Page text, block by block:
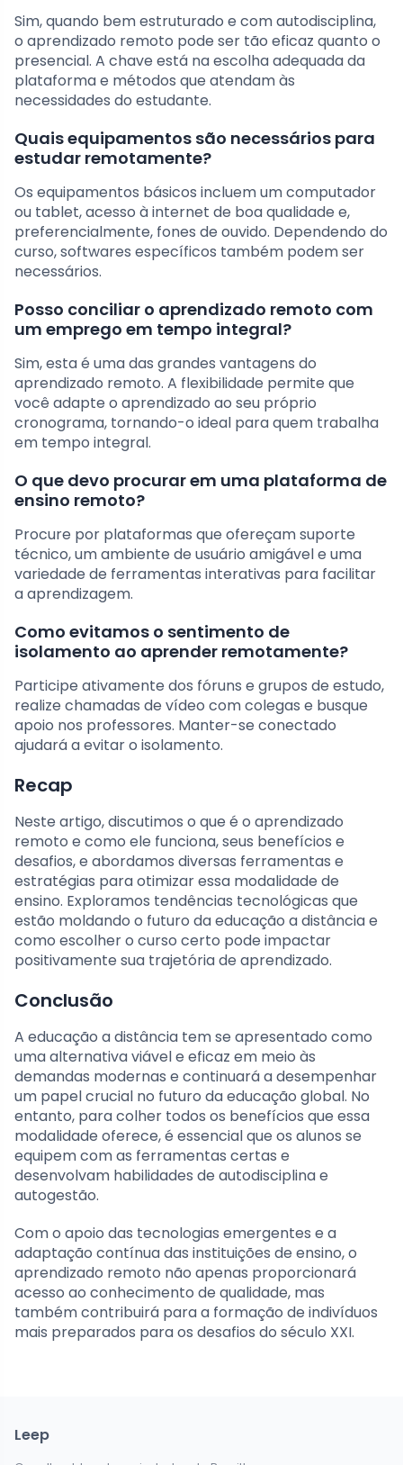
Sim, quando bem estruturado e com autodisciplina,
o aprendizado remoto pode ser tão eficaz quanto o
presencial. A chave está na escolha adequada da
plataforma e métodos que atendam às
necessidades do estudante.
Quais equipamentos são necessários para
estudar remotamente?
Os equipamentos básicos incluem um computador
ou tablet, acesso à internet de boa qualidade e,
preferencialmente, fones de ouvido. Dependendo do
curso, softwares específicos também podem ser
necessários.
Posso conciliar o aprendizado remoto com
um emprego em tempo integral?
Sim, esta é uma das grandes vantagens do
aprendizado remoto. A flexibilidade permite que
você adapte o aprendizado ao seu próprio
cronograma, tornando-o ideal para quem trabalha
em tempo integral.
O que devo procurar em uma plataforma de
ensino remoto?
Procure por plataformas que ofereçam suporte
técnico, um ambiente de usuário amigável e uma
variedade de ferramentas interativas para facilitar
a aprendizagem.
Como evitamos o sentimento de
isolamento ao aprender remotamente?
Participe ativamente dos fóruns e grupos de estudo,
realize chamadas de vídeo com colegas e busque
apoio nos professores. Manter-se conectado
ajudará a evitar o isolamento.
Recap
Neste artigo, discutimos o que é o aprendizado
remoto e como ele funciona, seus benefícios e
desafios, e abordamos diversas ferramentas e
estratégias para otimizar essa modalidade de
ensino. Exploramos tendências tecnológicas que
estão moldando o futuro da educação a distância e
como escolher o curso certo pode impactar
positivamente sua trajetória de aprendizado.
Conclusão
A educação a distância tem se apresentado como
uma alternativa viável e eficaz em meio às
demandas modernas e continuará a desempenhar
um papel crucial no futuro da educação global. No
entanto, para colher todos os benefícios que essa
modalidade oferece, é essencial que os alunos se
equipem com as ferramentas certas e
desenvolvam habilidades de autodisciplina e
autogestão.
Com o apoio das tecnologias emergentes e a
adaptação contínua das instituições de ensino, o
aprendizado remoto não apenas proporcionará
acesso ao conhecimento de qualidade, mas
também contribuirá para a formação de indivíduos
mais preparados para os desafios do século XXI.
Leep